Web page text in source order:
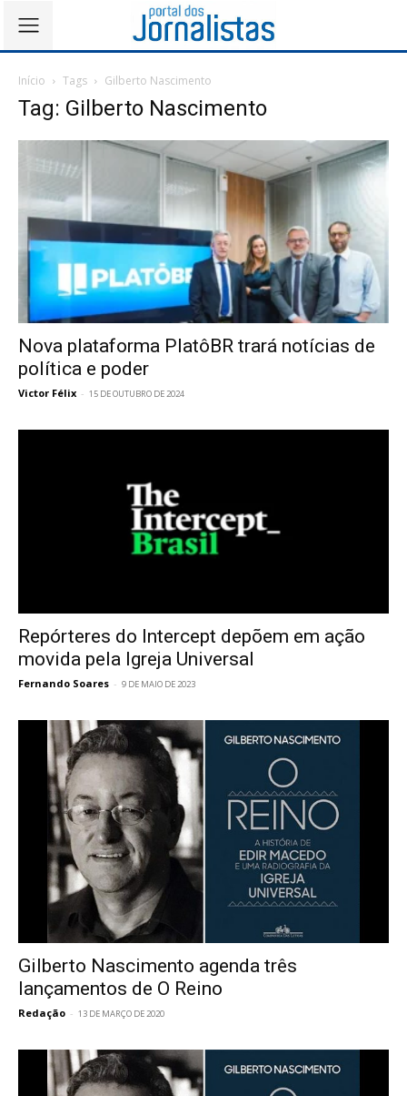
Início Tags Gilberto Nascimento
Tag: Gilberto Nascimento
Nova plataforma PlatôBR trará notícias de
política e poder
Victor Félix - 15 DE OUTUBRO DE 2024
Repórteres do Intercept depõem em ação
movida pela Igreja Universal
Fernando Soares - 9 DE MAIO DE 2023
Gilberto Nascimento agenda três
lançamentos de O Reino
Redação - 13 DE MARÇO DE 2020